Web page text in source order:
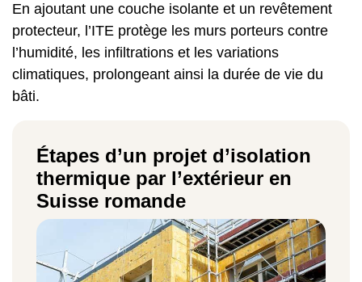
En ajoutant une couche isolante et un revêtement
protecteur, l’ITE protège les murs porteurs contre
l’humidité, les infiltrations et les variations
climatiques, prolongeant ainsi la durée de vie du
bâti.
Étapes d’un projet d’isolation
thermique par l’extérieur en
Suisse romande